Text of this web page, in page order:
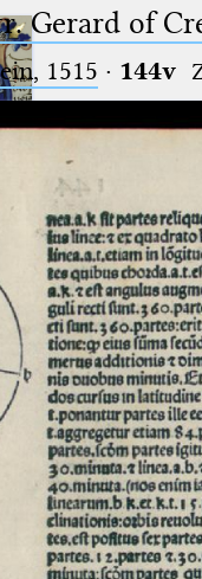
🔎︎
Gerard of
1515 · 144v